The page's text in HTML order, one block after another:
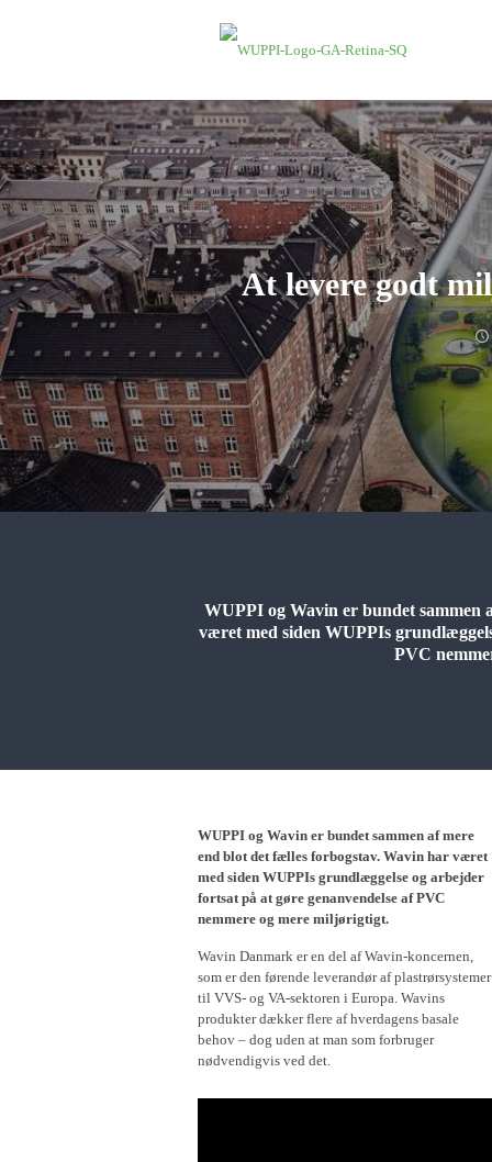
At levere godt
WUPPI og Wavin er bundet sammen
været med siden WUPPIs
PVC
WUPPI og Wavin er bundet sammen af mere
end blot det fælles forbogstav. Wavin har været
med siden WUPPIs grundlæggelse og arbejder
fortsat på at gøre genanvendelse af PVC
nemmere og mere miljørigtigt.
Wavin Danmark er en del af Wavin-koncernen,
som er den førende leverandør af plastrørsystemer
til VVS- og VA-sektoren i Europa. Wavins
produkter dækker flere af hverdagens basale
behov – dog uden at man som forbruger
nødvendigvis ved det.